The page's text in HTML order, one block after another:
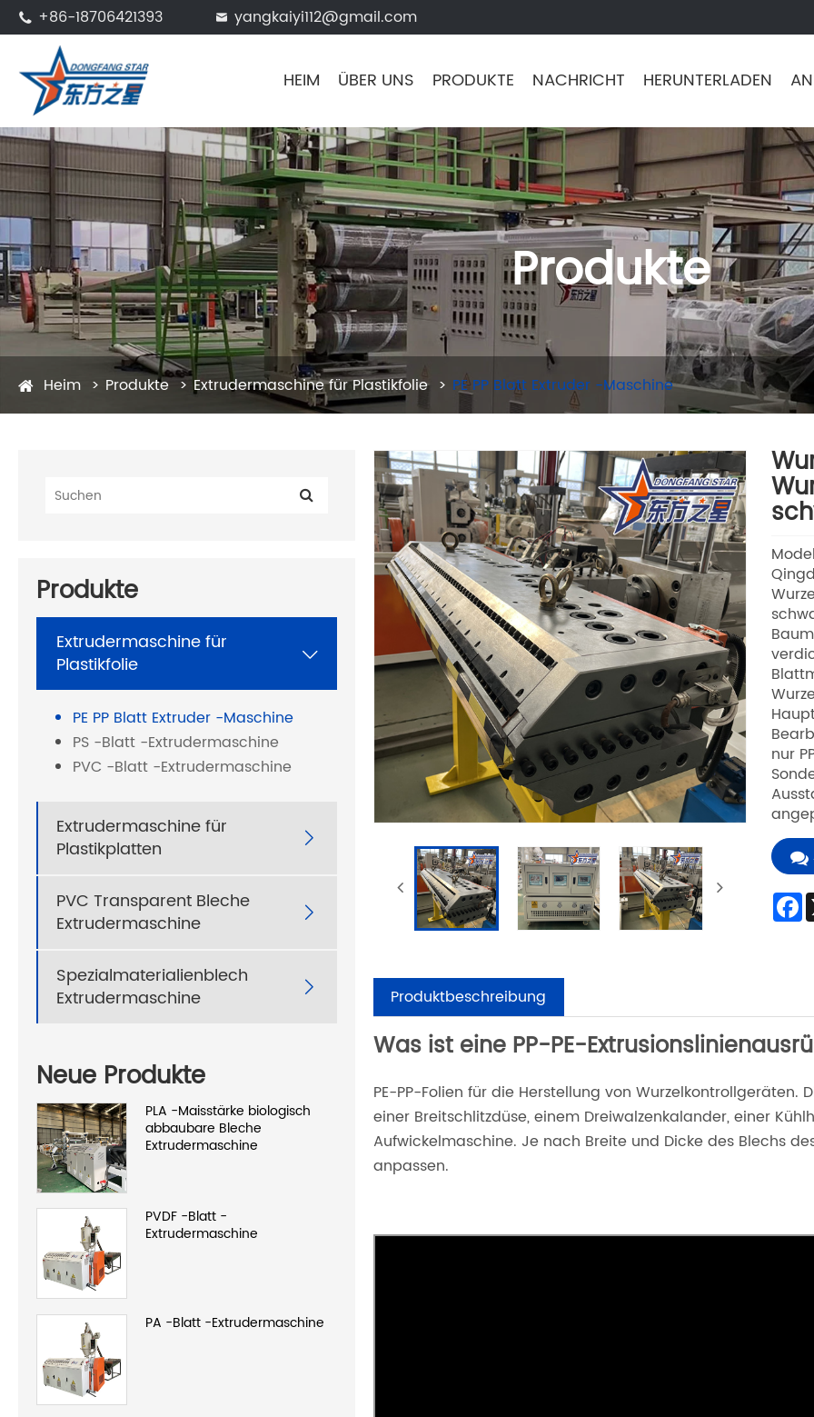
 +86-18706421393  yangkaiyi112@gmail.com
HEIM ÜBER UNS PRODUKTE NACHRICHT HERUNTERLADEN
Produkte
Heim Produkte Extrudermaschine für Plastikfolie PE PP Blatt Extruder -Maschine
Produkte
Extrudermaschine für
Plastikfolie

PE PP Blatt Extruder -Maschine
PS -Blatt -Extrudermaschine
PVC -Blatt -Extrudermaschine
Extrudermaschine für
Plastikplatten

PVC Transparent Bleche
Extrudermaschine

Spezialmaterialienblech
Extrudermaschine

Neue Produkte
PLA -Maisstärke biologisch
abbaubare Bleche
Extrudermaschine
PVDF -Blatt -
Extrudermaschine
PA -Blatt -Extrudermaschine
nur
Produktbeschreibung
Was ist eine PP-PE-
PE-PP-Folien für die Herstellung von
einer Breitschlitzdüse, einem Dreiwalzenkalander, einer
Aufwickelmaschine. Je nach Breite und Dicke des Blechs
anpassen.